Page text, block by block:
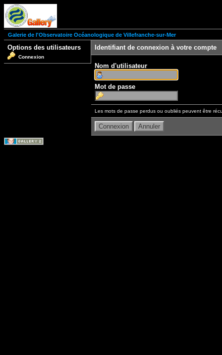
Galerie de l'Observatoire Océanologique de Villefranche-sur-Mer
Options des utilisateurs
Connexion
Identifiant de connexion à votre compte
Nom d'utilisateur
Mot de passe
Les mots de passe perdus ou oubliés peuvent être